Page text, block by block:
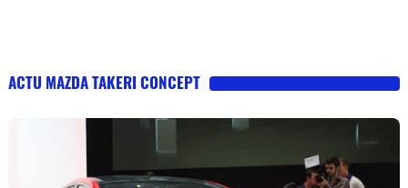
ACTU MAZDA TAKERI CONCEPT